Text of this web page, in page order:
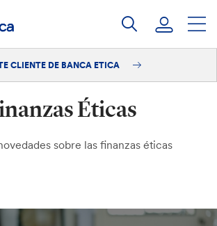
CLIENTE DE BANCA ETICA
Éticas
sobre las finanzas éticas